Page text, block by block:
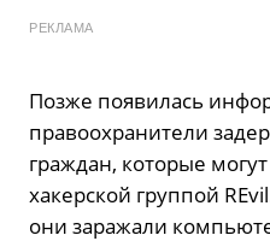
РЕКЛАМА
Позже появилась
правоохранители
граждан, которые
хакерской группой
они заражали